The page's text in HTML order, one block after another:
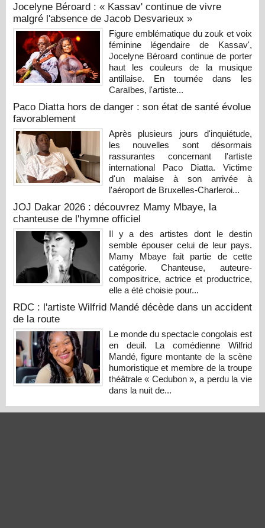
Jocelyne Béroard : « Kassav' continue de vivre
malgré l'absence de Jacob Desvarieux »
Figure emblématique du zouk et voix
féminine légendaire de Kassav',
Jocelyne Béroard continue de porter
haut les couleurs de la musique
antillaise. En tournée dans les
Caraïbes, l'artiste...
Paco Diatta hors de danger : son état de santé évolue
favorablement
Après plusieurs jours d'inquiétude,
les nouvelles sont désormais
rassurantes concernant l'artiste
international Paco Diatta. Victime
d'un malaise à son arrivée à
l'aéroport de Bruxelles-Charleroi...
JOJ Dakar 2026 : découvrez Mamy Mbaye, la
chanteuse de l'hymne officiel
Il y a des artistes dont le destin
semble épouser celui de leur pays.
Mamy Mbaye fait partie de cette
catégorie. Chanteuse, auteure-
compositrice, actrice et productrice,
elle a été choisie pour...
RDC : l'artiste Wilfrid Mandé décède dans un accident
de la route
Le monde du spectacle congolais est
en deuil. La comédienne Wilfrid
Mandé, figure montante de la scène
humoristique et membre de la troupe
théâtrale « Cedubon », a perdu la vie
dans la nuit de...